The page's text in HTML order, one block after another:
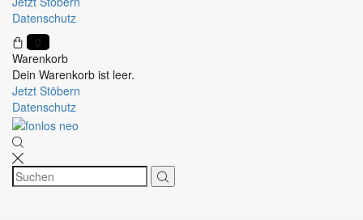
Datenschutz
0
Warenkorb
Dein Warenkorb ist leer.
Jetzt Stöbern
Datenschutz